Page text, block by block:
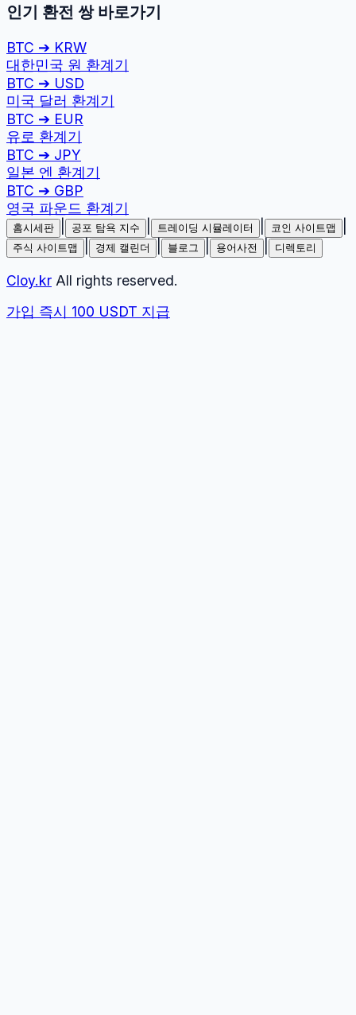
인기 환전 쌍 바로가기
BTC ➔ KRW
대한민국 원 환계기
BTC ➔ USD
미국 달러 환계기
BTC ➔ EUR
유로 환계기
BTC ➔ JPY
일본 엔 환계기
BTC ➔ GBP
영국 파운드 환계기
홈시세판 공포 탐욕 지수 트레이딩 시뮬레이터 코인 사이트맵
주식 사이트맵 경제 캘린더 블로그 용어사전 디렉토리
Cloy.kr All rights reserved.
가입 즉시 100 USDT 지급